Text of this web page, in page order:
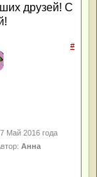
друзей! С
#
Май 2016 года
Анна